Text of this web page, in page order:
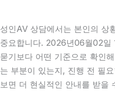
성인AV 상담에서는 본인의 상
중요합니다. 2026년06월02일
묻기보다 어떤 기준으로 확인
는 부분이 있는지, 진행 전 필
보면 더 현실적인 안내를 받을